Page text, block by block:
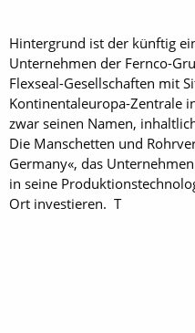
Hintergrund ist der künftig
Unternehmen der Fernco-
Flexseal-Gesellschaften mit
Kontinentaleuropa-Zentrale
zwar seinen Namen,
Die Manschetten und
Germany«, das
in seine
Ort investieren. T